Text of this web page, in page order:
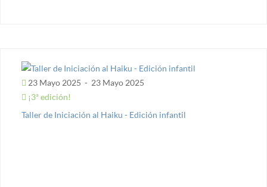
23 Mayo 2025 - 23 Mayo 2025
¡3ª edición!
Taller de Iniciación al Haiku - Edición infantil